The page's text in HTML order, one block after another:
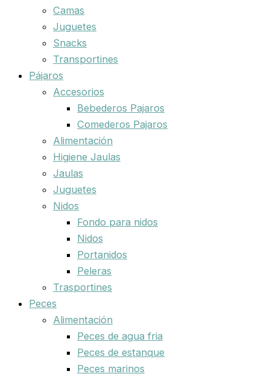
Camas
Juguetes
Snacks
Transportines
Pájaros
Accesorios
Bebederos Pajaros
Comederos Pajaros
Alimentación
Higiene Jaulas
Jaulas
Juguetes
Nidos
Fondo para nidos
Nidos
Portanidos
Peleras
Trasportines
Peces
Alimentación
Peces de agua fria
Peces de estanque
Peces marinos